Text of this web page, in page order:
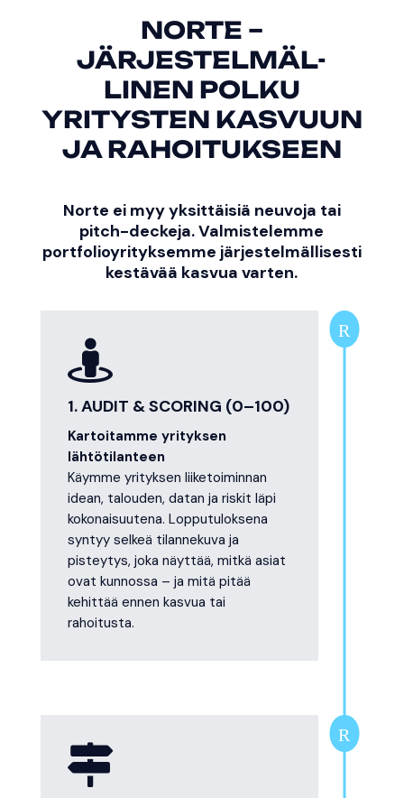
NORTE –
JÄRJESTELMÄL-
LINEN POLKU
YRITYSTEN KASVUUN
JA RAHOITUKSEEN
Norte ei myy yksittäisiä neuvoja tai
pitch-deckeja. Valmistelemme
portfolioyrityksemme järjestelmällisesti
kestävää kasvua varten.

1. AUDIT & SCORING (0–100)
Kartoitamme yrityksen
lähtötilanteen
Käymme yrityksen liiketoiminnan
idean, talouden, datan ja riskit läpi
kokonaisuutena. Lopputuloksena
syntyy selkeä tilannekuva ja
pisteytys, joka näyttää, mitkä asiat
ovat kunnossa – ja mitä pitää
kehittää ennen kasvua tai
rahoitusta.
R

R